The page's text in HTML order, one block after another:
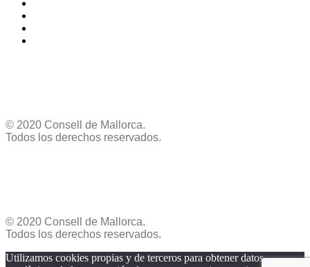
© 2020 Consell de Mallorca.
Todos los derechos reservados.
© 2020 Consell de Mallorca.
Todos los derechos reservados.
Utilizamos cookies propias y de terceros para obtener datos